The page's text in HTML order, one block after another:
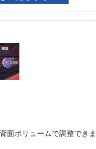
面ボリュームで調整でき